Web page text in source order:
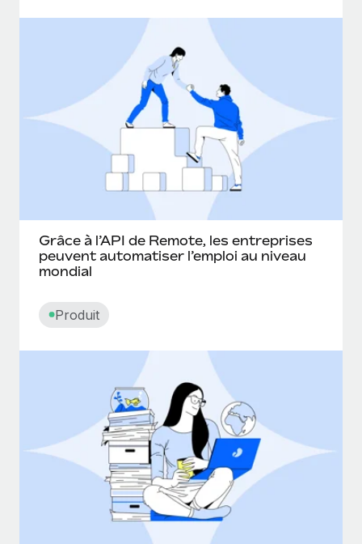
Grâce à l’API de Remote, les entreprises
peuvent automatiser l’emploi au niveau
mondial
Produit